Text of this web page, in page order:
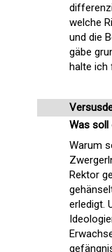
welche
und die
gäbe
halte ich
Was soll
Warum
Rektor
erledigt.